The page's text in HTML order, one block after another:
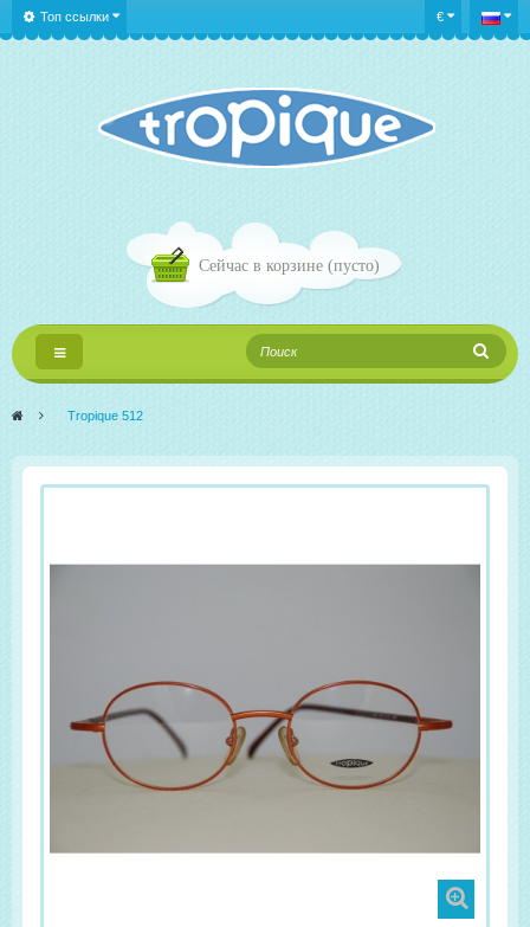
€
Топ ссылки
Сейчас в корзине (пусто)
Переключить
навигации
> Tropique 512